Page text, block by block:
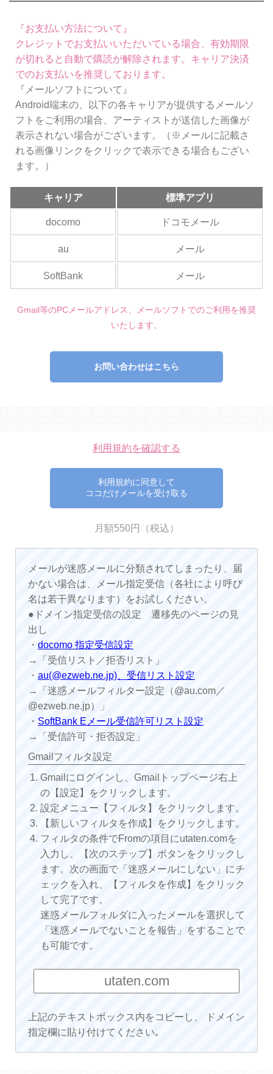
『お支払い方法について』
クレジットでお支払いいただいている場合、有効期限
が切れると自動で購読が解除されます。キャリア決済
でのお支払いを推奨しております。
『メールソフトについて』
Android端末の、以下の各キャリアが提供するメールソ
フトをご利用の場合、アーティストが送信した画像が
表示されない場合がございます。（※メールに記載さ
れる画像リンクをクリックで表示できる場合もござい
ます。）
キャリア 標準アプリ
docomo ドコモメール
au メール
SoftBank メール
Gmail等のPCメールアドレス、メールソフトでのご利用を推奨
いたします。
お問い合わせはこちら
利用規約を確認する
利用規約に同意して
ココだけメールを受け取る
月額550円（税込）
メールが迷惑メールに分類されてしまったり、届
かない場合は、メール指定受信（各社により呼び
名は若干異なります）をお試しください。
●ドメイン指定受信の設定 遷移先のページの見
出し
・ docomo 指定受信設定
→「受信リスト／拒否リスト」
・ au(@ezweb.ne.jp)、受信リスト設定
→「迷惑メールフィルター設定（@au.com／
@ezweb.ne.jp）」
・ SoftBank Eメール受信許可リスト設定
→「受信許可・拒否設定」
Gmailフィルタ設定
Gmailにログインし、Gmailトップページ右上
の【設定】をクリックします。
設定メニュー【フィルタ】をクリックします。
【新しいフィルタを作成】をクリックします。
フィルタの条件でFromの項目にutaten.comを
入力し、【次のステップ】ボタンをクリックし
ます。次の画面で「迷惑メールにしない」にチ
ェックを入れ、【フィルタを作成】をクリック
して完了です。
迷惑メールフォルダに入ったメールを選択して
「迷惑メールでないことを報告」をすることで
も可能です。
上記のテキストボックス内をコピーし、 ドメイン
指定欄に貼り付けてください｡